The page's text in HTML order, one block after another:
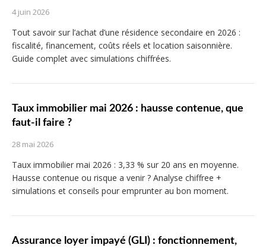
4 juin 2026
Tout savoir sur l’achat d’une résidence secondaire en 2026 :
fiscalité, financement, coûts réels et location saisonnière.
Guide complet avec simulations chiffrées.
Taux immobilier mai 2026 : hausse contenue, que
faut-il faire ?
28 mai 2026
Taux immobilier mai 2026 : 3,33 % sur 20 ans en moyenne.
Hausse contenue ou risque a venir ? Analyse chiffree +
simulations et conseils pour emprunter au bon moment.
Assurance loyer impayé (GLI) : fonctionnement,